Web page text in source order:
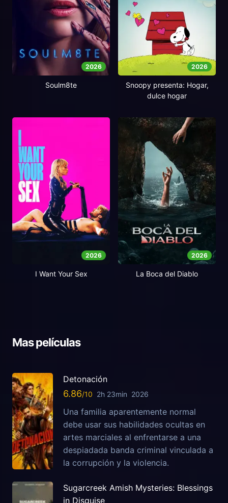
2026
Soulm8te
2026
Snoopy presenta: Hogar,
dulce hogar
2026
I Want Your Sex
2026
La Boca del Diablo
Mas películas
Detonación
6.86 2h 23min 2026
Una familia aparentemente normal
debe usar sus habilidades ocultas en
artes marciales al enfrentarse a una
despiadada banda criminal vinculada a
la corrupción y la violencia.
Sugarcreek Amish Mysteries: Blessings
in Disguise